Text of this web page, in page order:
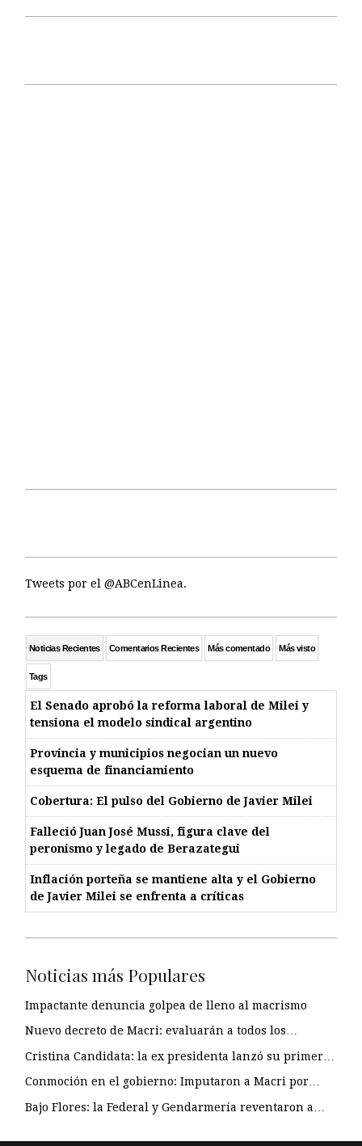
Tweets por el @ABCenLinea.
Noticias Recientes Comentarios Recientes Más comentado Más visto
Tags
El Senado aprobó la reforma laboral de Milei y
tensiona el modelo sindical argentino
Provincia y municipios negocian un nuevo
esquema de financiamiento
Cobertura: El pulso del Gobierno de Javier Milei
Falleció Juan José Mussi, figura clave del
peronismo y legado de Berazategui
Inflación porteña se mantiene alta y el Gobierno
de Javier Milei se enfrenta a críticas
Noticias más Populares
Impactante denuncia golpea de lleno al macrismo
Nuevo decreto de Macri: evaluarán a todos los…
Cristina Candidata: la ex presidenta lanzó su primer…
Conmoción en el gobierno: Imputaron a Macri por…
Bajo Flores: la Federal y Gendarmería reventaron a…